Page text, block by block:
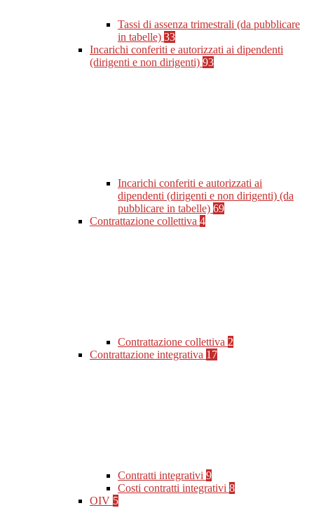
Tassi di assenza trimestrali (da pubblicare
in tabelle) 33
Incarichi conferiti e autorizzati ai dipendenti
(dirigenti e non dirigenti) 93
Incarichi conferiti e autorizzati ai
dipendenti (dirigenti e non dirigenti) (da
pubblicare in tabelle) 69
Contrattazione collettiva 4
Contrattazione collettiva 2
Contrattazione integrativa 17
Contratti integrativi 9
Costi contratti integrativi 8
OIV 5